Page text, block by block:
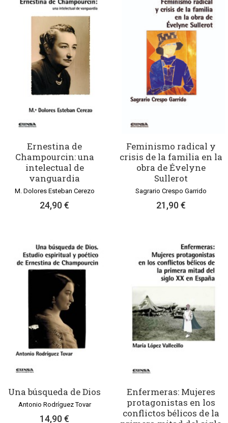
Ernestina de
Champourcin: una
intelectual de
vanguardia
M. Dolores Esteban Cerezo
24,90 €
Feminismo radical y
crisis de la familia en la
obra de Évelyne
Sullerot
Sagrario Crespo Garrido
21,90 €
Una búsqueda de Dios
Antonio Rodríguez Tovar
14,90 €
Enfermeras: Mujeres
protagonistas en los
conflictos bélicos de la